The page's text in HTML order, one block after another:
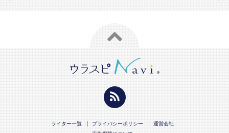
ライター一覧 プライバシーポリシー
運営会社